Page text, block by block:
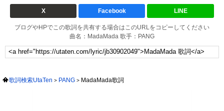
X Facebook LINE
ブログやHPでこの歌詞を共有する場合はこのURLをコピーしてください
曲名：MadaMada 歌手：PANG
歌詞検索UtaTen PANG MadaMada歌詞